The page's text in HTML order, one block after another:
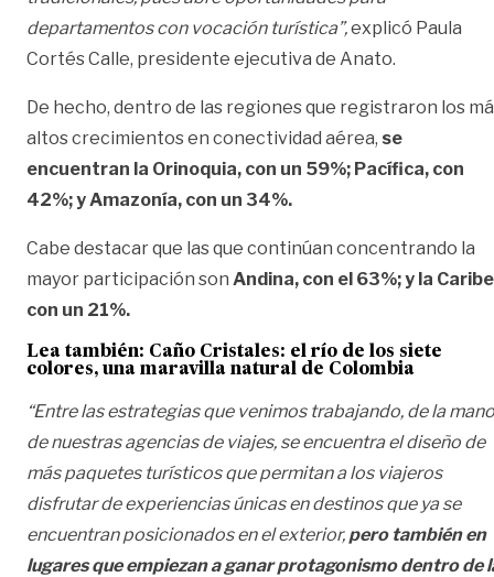
departamentos con vocación turística”,explicó Paula
Cortés Calle, presidente ejecutiva de Anato.
De hecho, dentro de las regiones que registraron los
altos crecimientos en conectividad aérea, se
encuentran la Orinoquia, con un 59%; Pacífica, con
42%; y Amazonía, con un 34%.
Cabe destacar que las que continúan concentrando la
mayor participación son Andina, con el 63%; y la
con un 21%.
Lea también: Caño Cristales: el río de los siete
colores, una maravilla natural de Colombia
“Entre las estrategias que venimos trabajando, de la mano
de nuestras agencias de viajes, se encuentra el diseño de
más paquetes turísticos que permitan a los viajeros
disfrutar de experiencias únicas en destinos que ya se
encuentran posicionados en el exterior, pero también en
lugares que empiezan a ganar protagonismo dentro de